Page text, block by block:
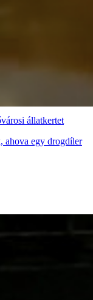
állatkertet
ahova egy drogdíler